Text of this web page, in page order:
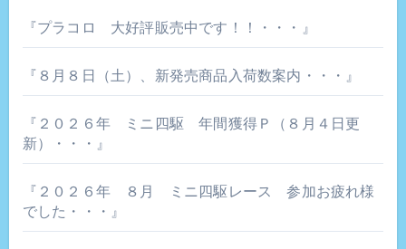
シ
ョ
ン
『プラコロ 大好評販売中です！！・・・』
『８月８日（土）、新発売商品入荷数案内・・・』
『２０２６年 ミニ四駆 年間獲得Ｐ（８月４日更
新）・・・』
『２０２６年 ８月 ミニ四駆レース 参加お疲れ様
でした・・・』